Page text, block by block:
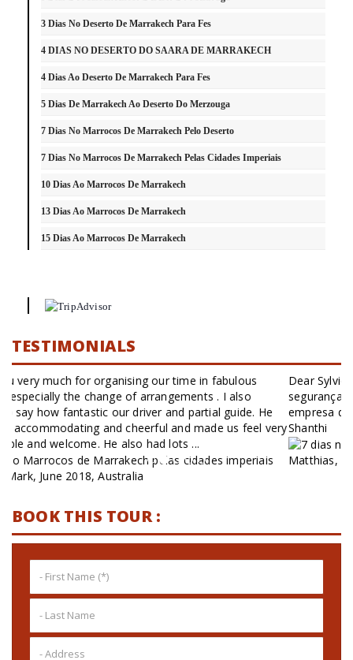
3 Dias No Deserto De Marrakech Para Fes
4 DIAS NO DESERTO DO SAARA DE MARRAKECH
4 Dias Ao Deserto De Marrakech Para Fes
5 Dias De Marrakech Ao Deserto Do Merzouga
7 Dias No Marrocos De Marrakech Pelo Deserto
7 Dias No Marrocos De Marrakech Pelas Cidades Imperiais
10 Dias Ao Marrocos De Marrakech
13 Dias Ao Marrocos De Marrakech
15 Dias Ao Marrocos De Marrakech
TESTIMONIALS
Dear Sylvie, o guia Edear é maravilhoso. sentimos muita
segurança com ele.A empresa Berber Way é uma excelente
empresa de turismo. enfim foi tudo muito bom, Matthias and
Shanthi
Matthias, April 2017, United Kingdom